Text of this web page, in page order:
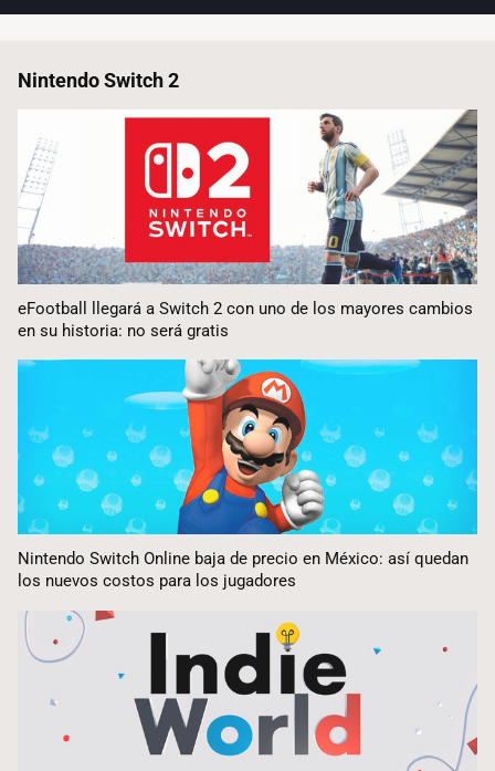
Nintendo Switch 2
eFootball llegará a Switch 2 con uno de los mayores cambios
en su historia: no será gratis
Nintendo Switch Online baja de precio en México: así quedan
los nuevos costos para los jugadores